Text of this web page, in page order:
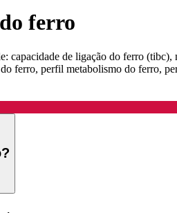
ferro
capacidade de ligação do ferro
ferro, perfil metabolismo do ferro,